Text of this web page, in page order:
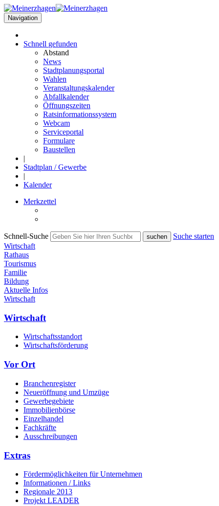
Navigation
Schnell gefunden
Abstand
News
Stadtplanungsportal
Wahlen
Veranstaltungskalender
Abfallkalender
Öffnungszeiten
Ratsinformationssystem
Webcam
Serviceportal
Formulare
Baustellen
|
Stadtplan / Gewerbe
|
Kalender
Merkzettel
Schnell-Suche
Suche starten
Wirtschaft
Rathaus
Tourismus
Familie
Bildung
Aktuelle Infos
Wirtschaft
Wirtschaft
Wirtschaftsstandort
Wirtschaftsförderung
Vor Ort
Branchenregister
Neueröffnung und Umzüge
Gewerbegebiete
Immobilienbörse
Einzelhandel
Fachkräfte
Ausschreibungen
Extras
Fördermöglichkeiten für Unternehmen
Informationen / Links
Regionale 2013
Projekt LEADER